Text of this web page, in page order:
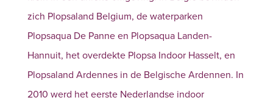
zich Plopsaland Belgium, de waterparken
Plopsaqua De Panne en Plopsaqua Landen-
Hannuit, het overdekte Plopsa Indoor Hasselt, en
Plopsaland Ardennes in de Belgische Ardennen. In
2010 werd het eerste Nederlandse indoor